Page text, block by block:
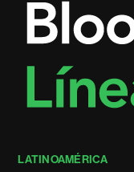
LATINOAMÉRICA